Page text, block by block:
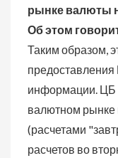
рынке валюты
Об этом
Таким образом,
предоставления
информации. ЦБ
валютном рынке
(расчетами
расчетов во